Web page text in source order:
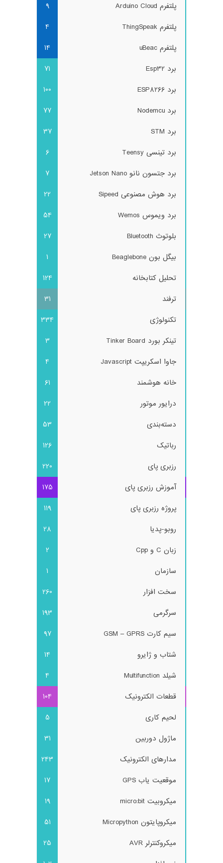
پلتفرم Arduino Cloud
9
پلتفرم ThingSpeak
4
پلتفرم uBeac
14
برد Esp32
71
برد ESP8266
100
برد Nodemcu
77
برد STM
37
برد تینسی Teensy
6
برد جتسون نانو Jetson Nano
7
برد هوش مصنوعی Sipeed
22
برد ویموس Wemos
54
بلوتوث Bluetooth
27
بیگل بون Beaglebone
1
تحلیل کتابخانه
124
ترفند
31
تکنولوژی
334
تینکر بورد Tinker Board
3
جاوا اسکریپت Javascript
4
خانه هوشمند
61
درایور موتور
22
دسته‌بندی
53
رباتیک
126
رزبری پای
220
آموزش رزبری پای
175
پروژه رزبری پای
119
روبو-پدیا
28
زبان C و Cpp
2
سازمان
1
سخت افزار
260
سرگرمی
193
سیم کارت GSM – GPRS
97
شتاب و ژایرو
14
شیلد Multifunction
4
قطعات الکترونیک
104
لحیم کاری
5
ماژول دوربین
31
مدارهای الکترونیک
243
موقعیت یاب GPS
17
میکروبیت micro:bit
19
میکروپایتون Micropython
51
میکروکنترلر AVR
25